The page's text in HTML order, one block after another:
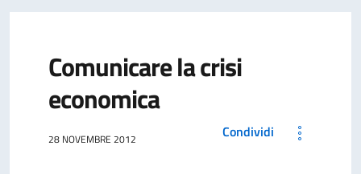
Comunicare la crisi
economica
28 NOVEMBRE 2012 Condividi